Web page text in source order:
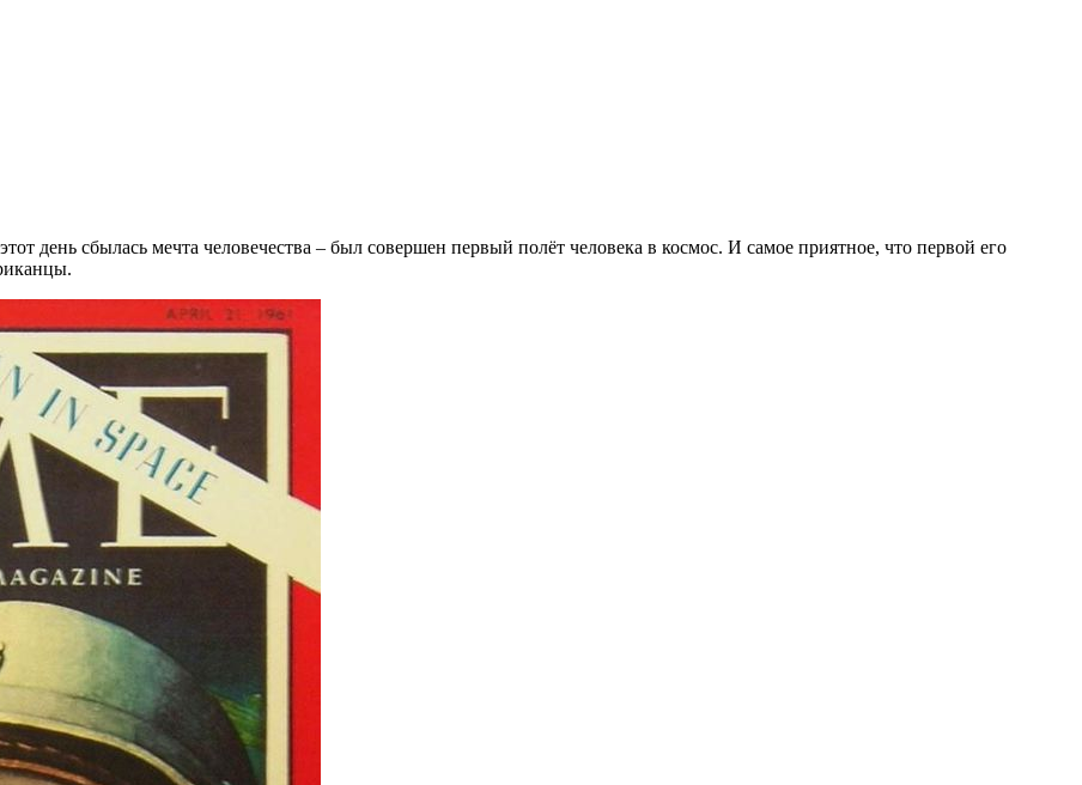
день сбылась мечта человечества – был совершен первый полёт человека в космос. И самое приятное, что первой его